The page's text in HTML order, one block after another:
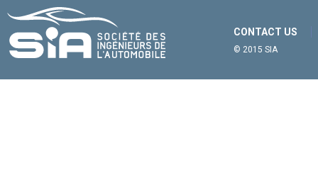
CONTACT US
© 2015 SIA